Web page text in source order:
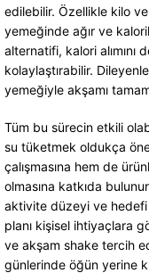
edilebilir. Özellikle kilo
yemeğinde ağır ve
alternatifi, kalori alımını
kolaylaştırabilir.
yemeğiyle akşamı
Tüm bu sürecin etkili
su tüketmek oldukça
çalışmasına hem de
olmasına katkıda
aktivite düzeyi ve hedefi
planı kişisel ihtiyaçlara
ve akşam shake tercih
günlerinde öğün yerine